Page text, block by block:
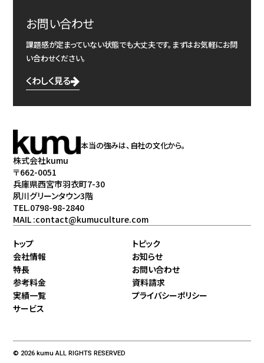
お問い合わせ
課題感が定まっていない状態でも大丈夫です。まずはお気軽にお問
い合わせください。
くわしく見る
本当の強みは、自社の文化から。
株式会社kumu
〒662-0051
兵庫県西宮市羽衣町7-30
夙川グリーンタウン3階
TEL.0798-98-2840
MAIL :contact@kumuculture.com
トップ
会社情報
特長
参考料金
実績一覧
サービス
トピック
お知らせ
お問い合わせ
資料請求
プライバシーポリシー
© 2026 kumu ALL RIGHTS RESERVED